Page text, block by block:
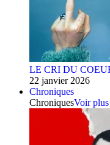
LE CRI DU
22 janvier 2026
Chroniques
ChroniquesVoir plus